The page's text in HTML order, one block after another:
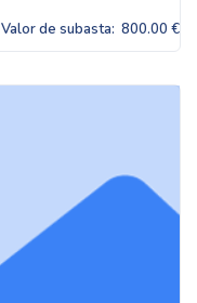
Valor de subasta: 800.00 €